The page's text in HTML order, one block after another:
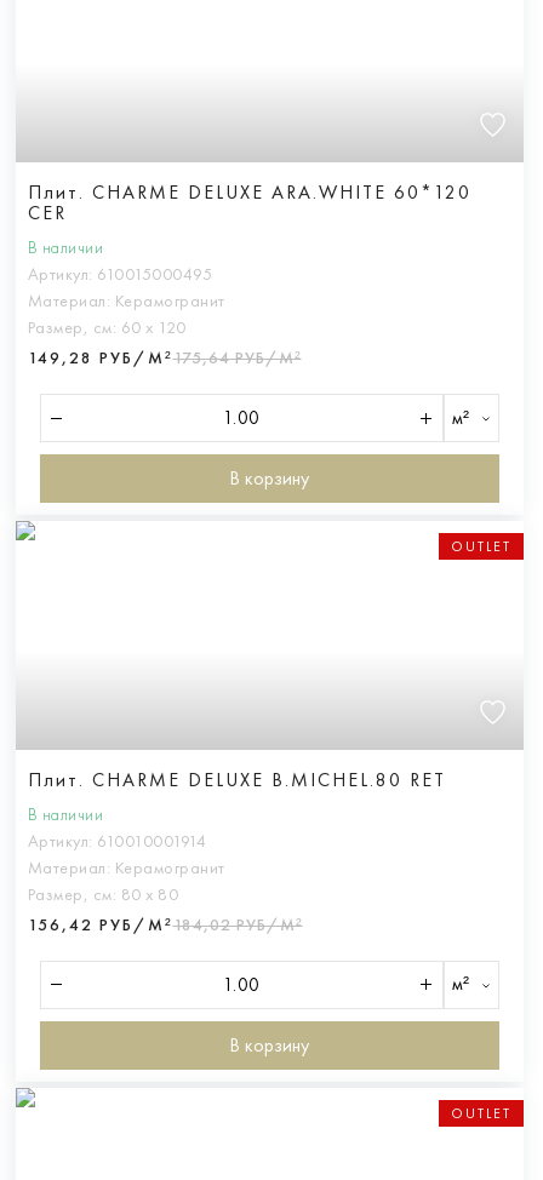
Плит. CHARME DELUXE ARA.WHITE 60*120
CER
В наличии
Артикул: 610015000495
Материал: Керамогранит
Размер, см: 60 х 120
149,28 РУБ/М²175,64 РУБ/М²
м²
В корзину
OUTLET
Плит. CHARME DELUXE B.MICHEL.80 RET
В наличии
Артикул: 610010001914
Материал: Керамогранит
Размер, см: 80 х 80
156,42 РУБ/М²184,02 РУБ/М²
м²
В корзину
OUTLET